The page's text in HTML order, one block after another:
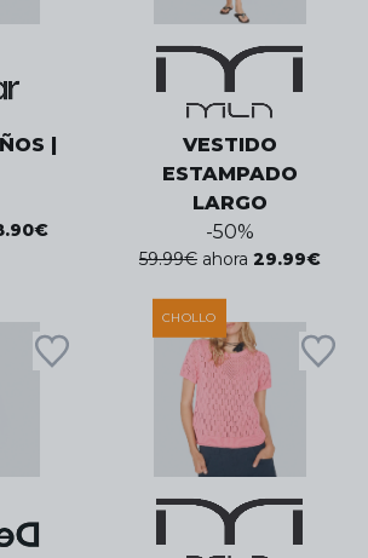
|
€
VESTIDO
ESTAMPADO
LARGO
-50%
59.99€ ahora 29.99€
CHOLLO